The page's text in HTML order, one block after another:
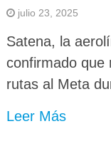
julio 23, 2025
Satena, la
confirmado que
rutas al Meta
Leer Más